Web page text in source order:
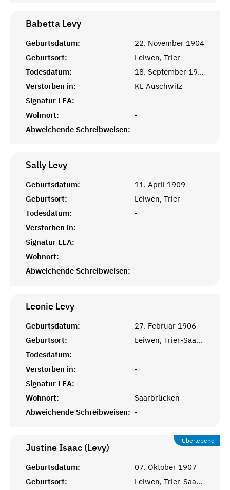
Babetta Levy
Geburtsdatum:
22. November 1904
Geburtsort:
Leiwen, Trier
Todesdatum:
18. September 1942
Verstorben in:
KL Auschwitz
Signatur LEA:
Wohnort:
-
Abweichende Schreibweisen: -
Sally Levy
Geburtsdatum:
11. April 1909
Geburtsort:
Leiwen, Trier
Todesdatum:
-
Verstorben in:
-
Signatur LEA:
Wohnort:
-
Abweichende Schreibweisen: -
Leonie Levy
Geburtsdatum:
27. Februar 1906
Geburtsort:
Leiwen, Trier-Saarburg
Todesdatum:
-
Verstorben in:
-
Signatur LEA:
Wohnort:
Saarbrücken
Abweichende Schreibweisen: -
Überlebend
Justine Isaac (Levy)
Geburtsdatum:
07. Oktober 1907
Geburtsort:
Leiwen, Trier-Saarburg